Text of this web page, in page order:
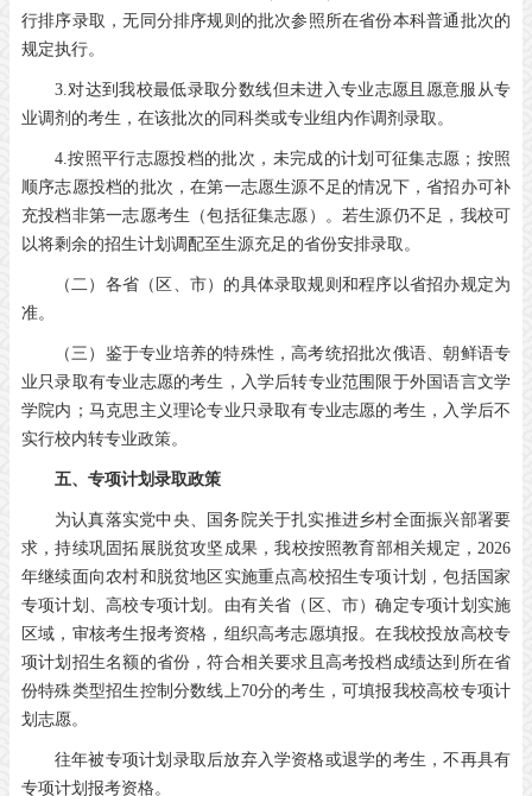
行排序录取，无同分排序规则的批次参照所在省份本科普通批次的
规定执行。
3.对达到我校最低录取分数线但未进入专业志愿且愿意服从专
业调剂的考生，在该批次的同科类或专业组内作调剂录取。
4.按照平行志愿投档的批次，未完成的计划可征集志愿；按照
顺序志愿投档的批次，在第一志愿生源不足的情况下，省招办可补
充投档非第一志愿考生（包括征集志愿）。若生源仍不足，我校可
以将剩余的招生计划调配至生源充足的省份安排录取。
（二）各省（区、市）的具体录取规则和程序以省招办规定为
准。
（三）鉴于专业培养的特殊性，高考统招批次俄语、朝鲜语专
业只录取有专业志愿的考生，入学后转专业范围限于外国语言文学
学院内；马克思主义理论专业只录取有专业志愿的考生，入学后不
实行校内转专业政策。
五、专项计划录取政策
为认真落实党中央、国务院关于扎实推进乡村全面振兴部署要
求，持续巩固拓展脱贫攻坚成果，我校按照教育部相关规定，2026
年继续面向农村和脱贫地区实施重点高校招生专项计划，包括国家
专项计划、高校专项计划。由有关省（区、市）确定专项计划实施
区域，审核考生报考资格，组织高考志愿填报。在我校投放高校专
项计划招生名额的省份，符合相关要求且高考投档成绩达到所在省
份特殊类型招生控制分数线上70分的考生，可填报我校高校专项计
划志愿。
往年被专项计划录取后放弃入学资格或退学的考生，不再具有
专项计划报考资格。